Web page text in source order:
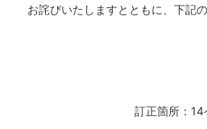
お詫びいたしますとともに、下記
訂正箇所：